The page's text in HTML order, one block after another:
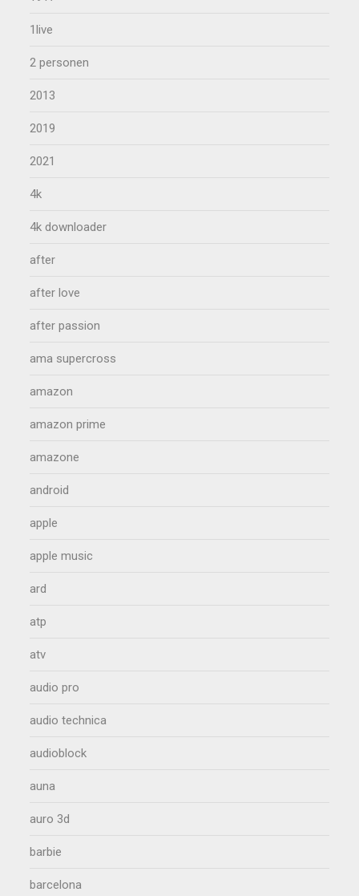
1live
2 personen
2013
2019
2021
4k
4k downloader
after
after love
after passion
ama supercross
amazon
amazon prime
amazone
android
apple
apple music
ard
atp
atv
audio pro
audio technica
audioblock
auna
auro 3d
barbie
barcelona